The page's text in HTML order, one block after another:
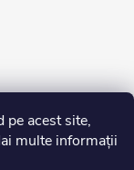
pe acest site,
multe informații